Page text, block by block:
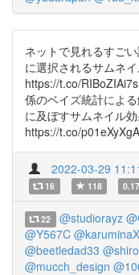
ネットで見れるすご
に選択されるサムネ
https://t.co/
係のベイズ統計によ
に及ぼすサムネイル
https://t.co/
2022-03-29
16 118
22 @studiorayz
@Y567C @karuminaX
@beetledad33
@mucch_design